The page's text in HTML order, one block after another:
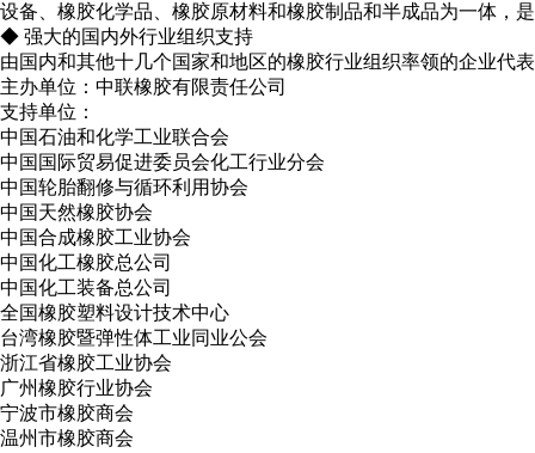
设备、橡胶化学品、橡胶原材料和橡胶制品和半成品为一体，
◆ 强大的国内外行业组织支持
由国内和其他十几个国家和地区的橡胶行业组织率领的企业代
主办单位：中联橡胶有限责任公司
支持单位：
中国石油和化学工业联合会
中国国际贸易促进委员会化工行业分会
中国轮胎翻修与循环利用协会
中国天然橡胶协会
中国合成橡胶工业协会
中国化工橡胶总公司
中国化工装备总公司
全国橡胶塑料设计技术中心
台湾橡胶暨弹性体工业同业公会
浙江省橡胶工业协会
广州橡胶行业协会
宁波市橡胶商会
温州市橡胶商会